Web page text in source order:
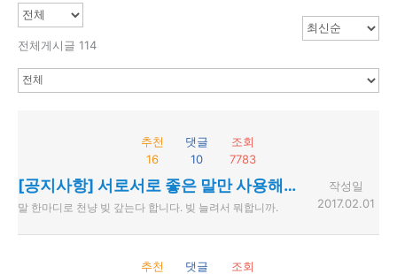
전체게시글 114
추천
16
댓글
10
조회
7783
[공지사항] 서로서로 좋은 말만 사용해주세요.
말 한마디로 천냥 빚 갚는다 합니다. 빚 늘려서 뭐합니까.
작성일
2017.02.01
추천
댓글
조회